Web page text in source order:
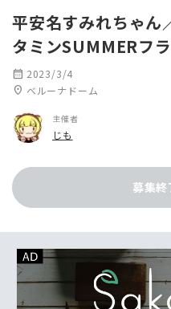
平安名すみれちゃん
タミンSUMMERフ
calendar_month 2023/3/4
location_on ベルーナドーム
主催者
じも
募集